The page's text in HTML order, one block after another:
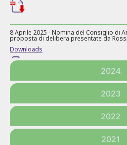
2024
2023
2022
2021
8 Aprile 2025 - Nomina del Consiglio di
proposta di delibera presentate da
Downloads
28 Marzo 2025 - Relazione
Approvazione bilancio e destinazione
Downloads